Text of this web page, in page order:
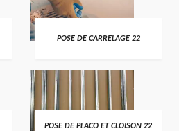
POSE DE CARRELAGE 22
POSE DE PLACO ET CLOISON 22